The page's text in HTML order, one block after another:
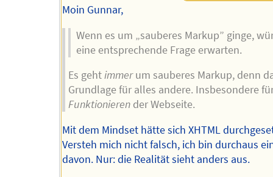
Moin Gunnar,
Wenn es um „sauberes Markup” ginge,
eine entsprechende Frage erwarten.
Es gehtimmerum sauberes Markup, denn
Grundlage für alles andere. Insbesondere
Funktionierender Webseite.
Mit dem Mindset hätte sich XHTML
Versteh mich nicht falsch, ich bin durchaus
davon. Nur: die Realität sieht anders aus.